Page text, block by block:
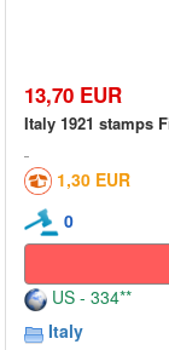
13,70 EUR
Italy 1921 stamps
1,30 EUR
0
US - 334**
Italy